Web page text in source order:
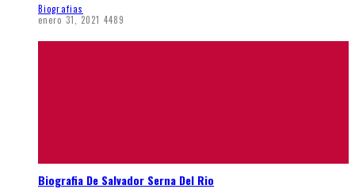
Biografias
enero 31, 2021 4489
Biografia De Salvador Serna Del Rio